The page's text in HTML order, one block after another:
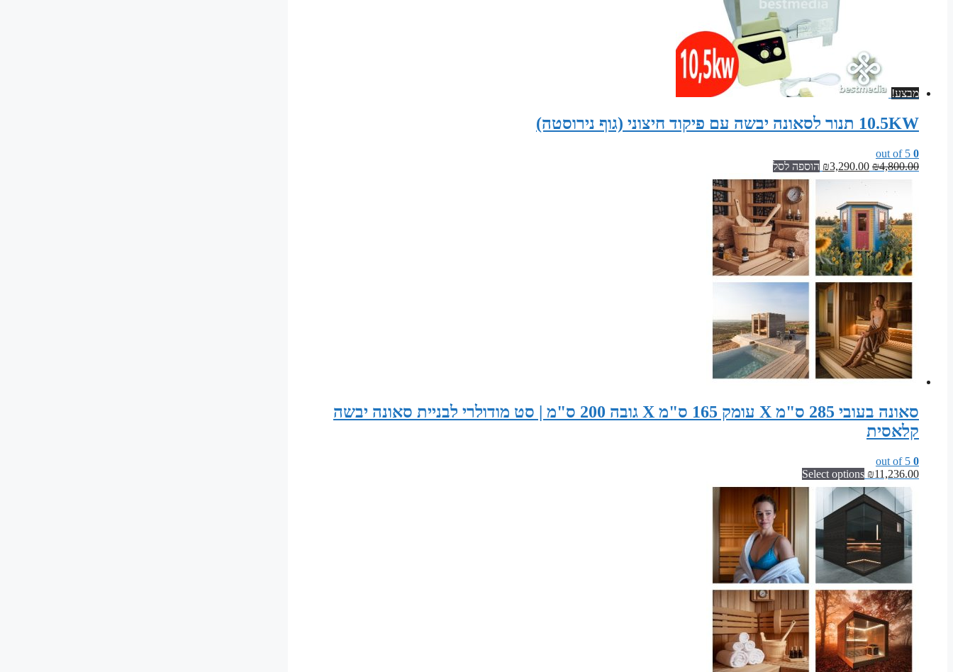
מבצע!
10.5KW תנור לסאונה יבשה עם פיקוד חיצוני (גוף נירוסטה)
0
₪4,800.00
המחיר
המקורי
₪4,800.00.
₪3,290.00
המחיר
הנוכחי
הוא:
₪3,290.00.
הוספה לסל
סאונה בעובי 285 ס"מ X עומק 165 ס"מ X גובה 200 ס"מ | סט מודולרי לבניית סאונה יבשה
קלאסית
0
₪11,236.00
Select options